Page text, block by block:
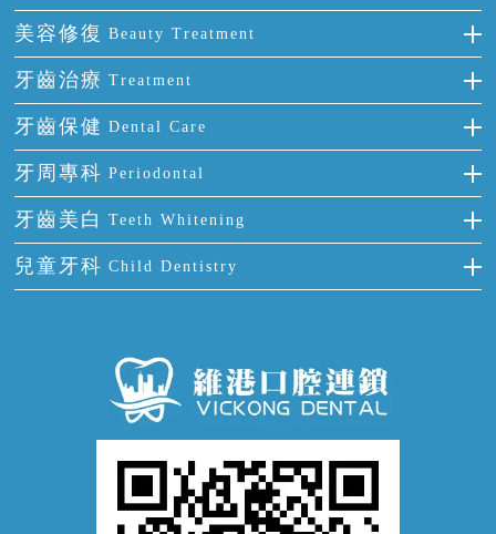
單顆牙缺失
門牙缺失
多顆牙缺失
半口缺失
全口缺失
隱形箍牙
前牙反頜
牙齒擁擠
牙齒前突
牙齒稀疏
美容修復 Beauty Treatment
全瓷牙
烤瓷牙
氟斑牙
四環素牙
活動假牙
牙貼面
牙齒治療 Treatment
補牙
智齒
根管治療
拔牙
牙痛
牙齒保健 Dental Care
正確刷牙
全國愛牙日
預防牙病
牙科通識
牙周專科 Periodontal
牙周炎
牙齦出血
牙齦炎
牙齦萎縮
牙齒美白 Teeth Whitening
冷光美白
兒童牙科 Child Dentistry